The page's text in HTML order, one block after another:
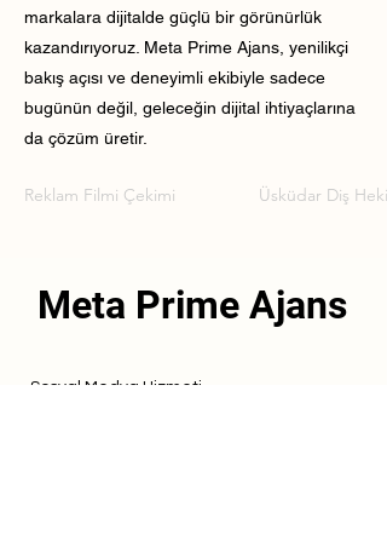
markalara dijitalde güçlü bir görünürlük
kazandırıyoruz. Meta Prime Ajans, yenilikçi
bakış açısı ve deneyimli ekibiyle sadece
bugünün değil, geleceğin dijital ihtiyaçlarına
da çözüm üretir.
Reklam Filmi Çekimi Üsküdar Diş
Meta Prime Ajans
Sosyal Medya Hizmeti